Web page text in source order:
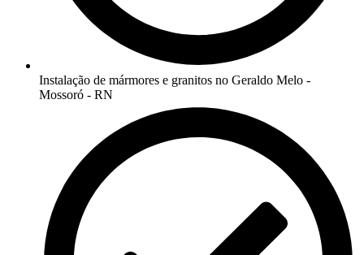
Instalação de mármores e granitos no Geraldo Melo -
Mossoró - RN